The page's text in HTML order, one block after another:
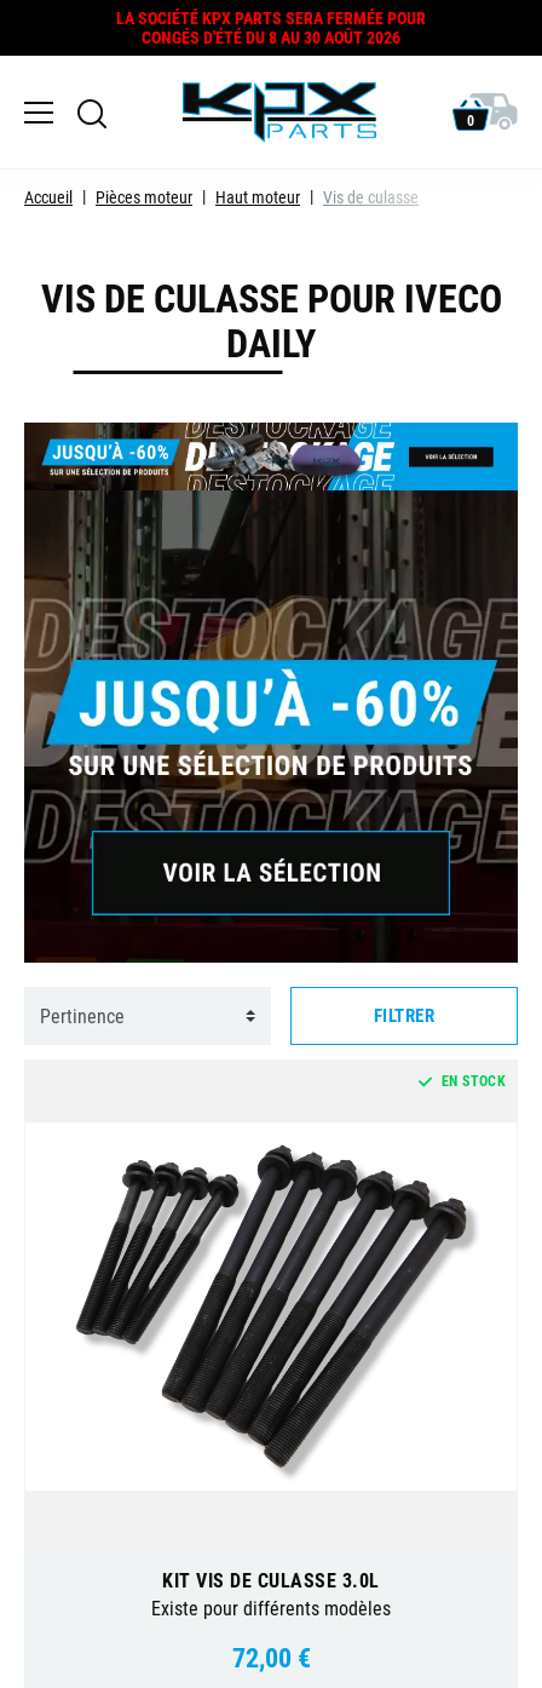
LA SOCIÉTÉ KPX PARTS SERA FERMÉE POUR
CONGÉS D'ÉTÉ DU 8 AU 30 AOÛT 2026
0
Accueil Pièces moteur Haut moteur Vis de culasse
VIS DE CULASSE POUR IVECO
DAILY
FILTRER
KIT VIS DE CULASSE 3.0L
Existe pour différents modèles
Prix
72,00 €
EN STOCK